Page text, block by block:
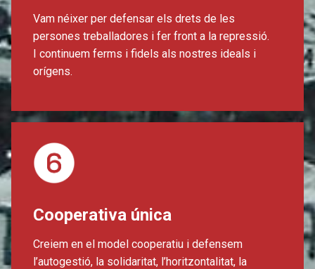
Vam néixer per defensar els drets de les
persones treballadores i fer front a la repressió.
I continuem ferms i fidels als nostres ideals i
orígens.
Cooperativa única
Creiem en el model cooperatiu i defensem
l’autogestió, la solidaritat, l’horitzontalitat, la